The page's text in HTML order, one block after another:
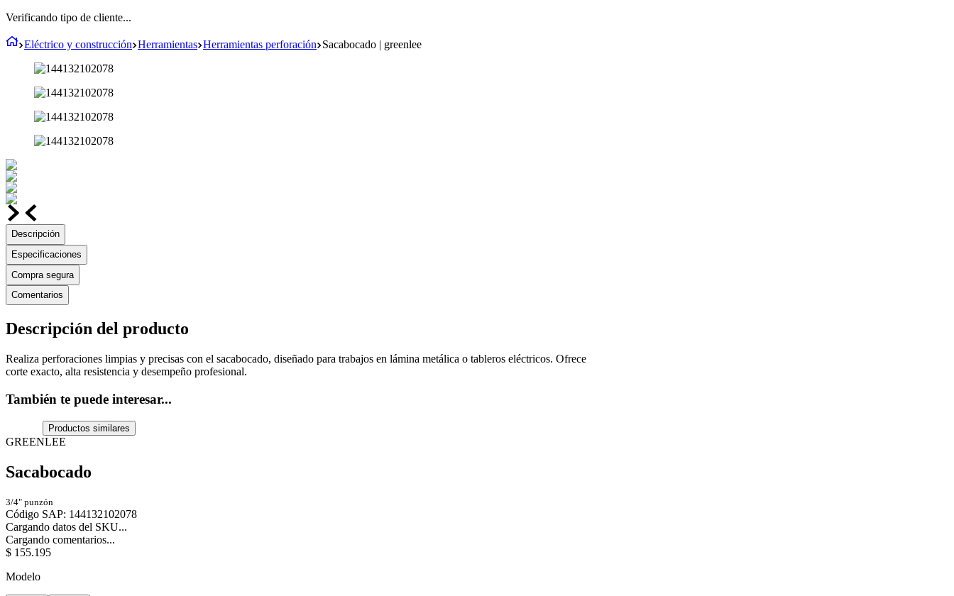
Verificando tipo de cliente...
Eléctrico y construcción Herramientas Herramientas perforación Sacabocado | greenlee
Descripción
Especificaciones
Compra segura
Comentarios
Descripción del producto
Realiza perforaciones limpias y precisas con el sacabocado, diseñado para trabajos en lámina metálica o tableros eléctricos. Ofrece
corte exacto, alta resistencia y desempeño profesional.
También te puede interesar...
Productos similares
GREENLEE
Sacabocado
3/4" punzón
Código SAP: 144132102078
Cargando datos del SKU...
Cargando comentarios...
$ 155.195
Modelo